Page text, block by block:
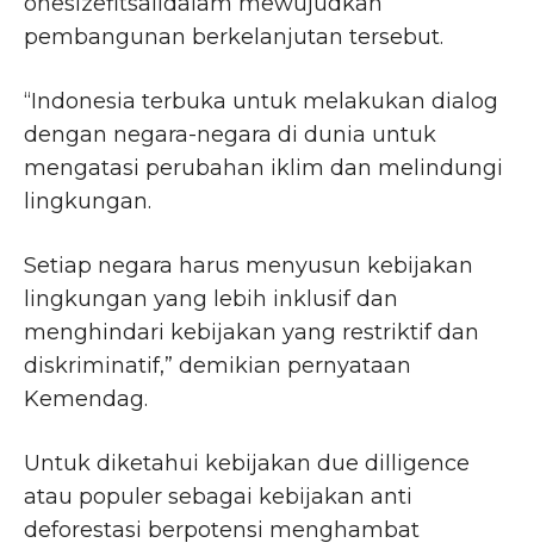
pembangunan berkelanjutan tersebut.
“Indonesia terbuka untuk melakukan dialog
dengan negara-negara di dunia untuk
mengatasi perubahan iklim dan melindungi
lingkungan.
Setiap negara harus menyusun kebijakan
lingkungan yang lebih inklusif dan
menghindari kebijakan yang restriktif dan
diskriminatif,” demikian pernyataan
Kemendag.
Untuk diketahui kebijakan due dilligence
atau populer sebagai kebijakan anti
deforestasi berpotensi menghambat